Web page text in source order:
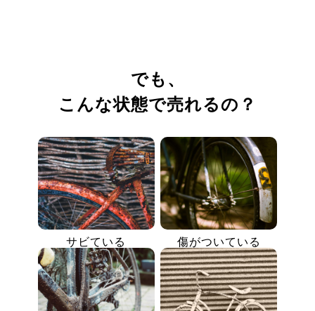
でも、
こんな状態で売れるの？
サビている 傷がついている